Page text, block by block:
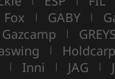
Fox | GABY |
Gazcamp | GREYS
| Holdcarp
| Inni | JAG |